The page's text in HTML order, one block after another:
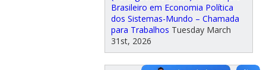
Brasileiro em Economia Política
dos Sistemas-Mundo – Chamada
para Trabalhos Tuesday March
31st, 2026